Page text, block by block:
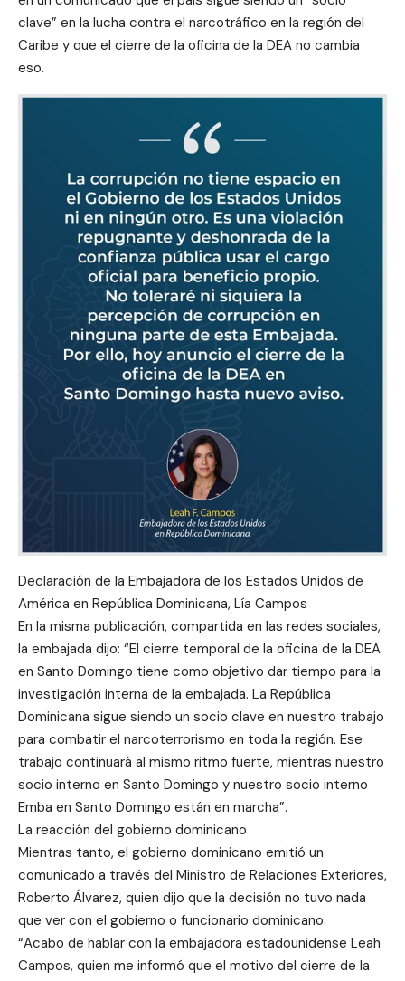
clave” en la lucha contra el narcotráfico en la región del
Caribe y que el cierre de la oficina de la DEA no cambia
eso.
Declaración de la Embajadora de los Estados Unidos de
América en República Dominicana, Lía Campos
En la misma publicación, compartida en las redes sociales,
la embajada dijo: “El cierre temporal de la oficina de la DEA
en Santo Domingo tiene como objetivo dar tiempo para la
investigación interna de la embajada. La República
Dominicana sigue siendo un socio clave en nuestro trabajo
para combatir el narcoterrorismo en toda la región. Ese
trabajo continuará al mismo ritmo fuerte, mientras nuestro
socio interno en Santo Domingo y nuestro socio interno
Emba en Santo Domingo están en marcha”.
La reacción del gobierno dominicano
Mientras tanto, el gobierno dominicano emitió un
comunicado a través del Ministro de Relaciones Exteriores,
Roberto Álvarez, quien dijo que la decisión no tuvo nada
que ver con el gobierno o funcionario dominicano.
“Acabo de hablar con la embajadora estadounidense Leah
Campos, quien me informó que el motivo del cierre de la